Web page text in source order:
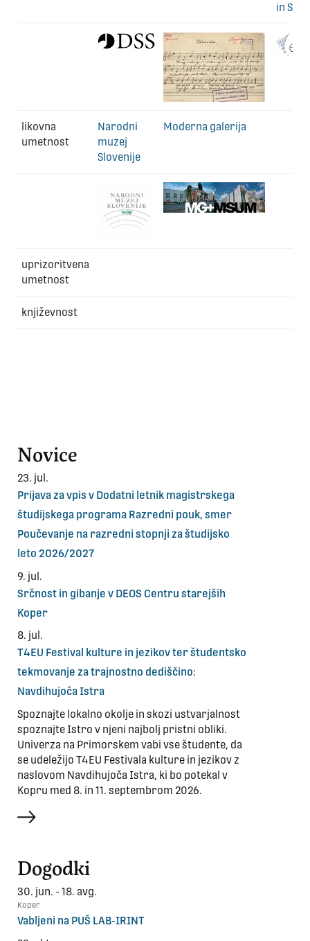
in
likovna
umetnost
Narodni
muzej
Slovenije
Moderna galerija
uprizoritvena
umetnost
književnost
Novice
23. jul.
Prijava za vpis v Dodatni letnik magistrskega
študijskega programa Razredni pouk, smer
Poučevanje na razredni stopnji za študijsko
leto 2026/2027
9. jul.
Srčnost in gibanje v DEOS Centru starejših
Koper
8. jul.
T4EU Festival kulture in jezikov ter študentsko
tekmovanje za trajnostno dediščino:
Navdihujoča Istra
Spoznajte lokalno okolje in skozi ustvarjalnost
spoznajte Istro v njeni najbolj pristni obliki.
Univerza na Primorskem vabi vse študente, da
se udeležijo T4EU Festivala kulture in jezikov z
naslovom Navdihujoča Istra, ki bo potekal v
Kopru med 8. in 11. septembrom 2026.
več
Dogodki
30. jun. - 18. avg.
Koper
Vabljeni na PUŠ LAB-IRINT